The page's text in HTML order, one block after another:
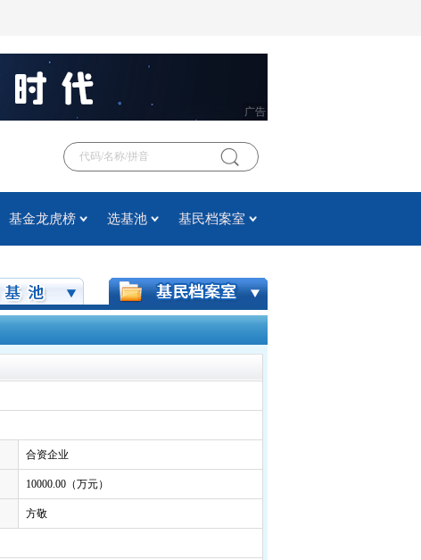
广告
基金龙虎榜 选基池 基民档案室
合资企业
10000.00（万元）
方敬